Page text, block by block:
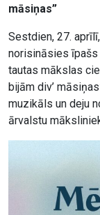
māsiņas”
Sestdien, 27.
norisināsies īpašs
tautas mākslas
bijām div’
muzikāls un deju
ārvalstu